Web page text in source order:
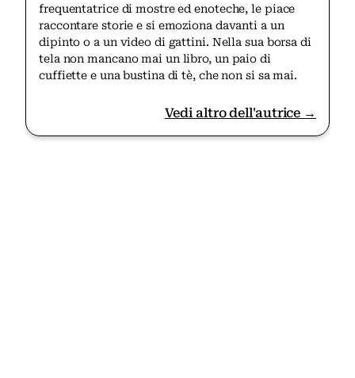
frequentatrice di mostre ed enoteche, le piace
raccontare storie e si emoziona davanti a un
dipinto o a un video di gattini. Nella sua borsa di
tela non mancano mai un libro, un paio di
cuffiette e una bustina di tè, che non si sa mai.
Vedi altro dell'autrice →